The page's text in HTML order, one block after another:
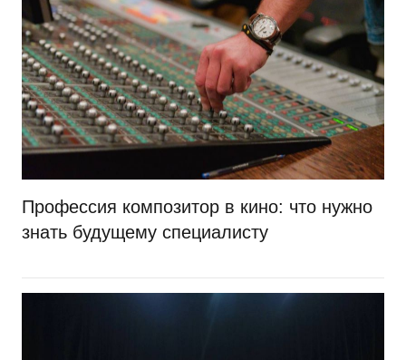
Профессия композитор в кино: что нужно
знать будущему специалисту